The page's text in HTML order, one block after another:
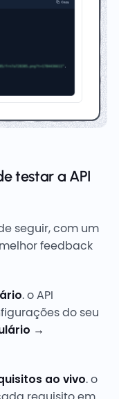
testar a API
seguir, com um
feedback
. o API
do seu
→
ao vivo. o